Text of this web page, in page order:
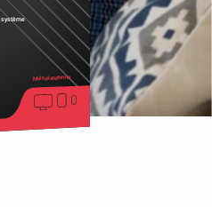
Multiplateforme